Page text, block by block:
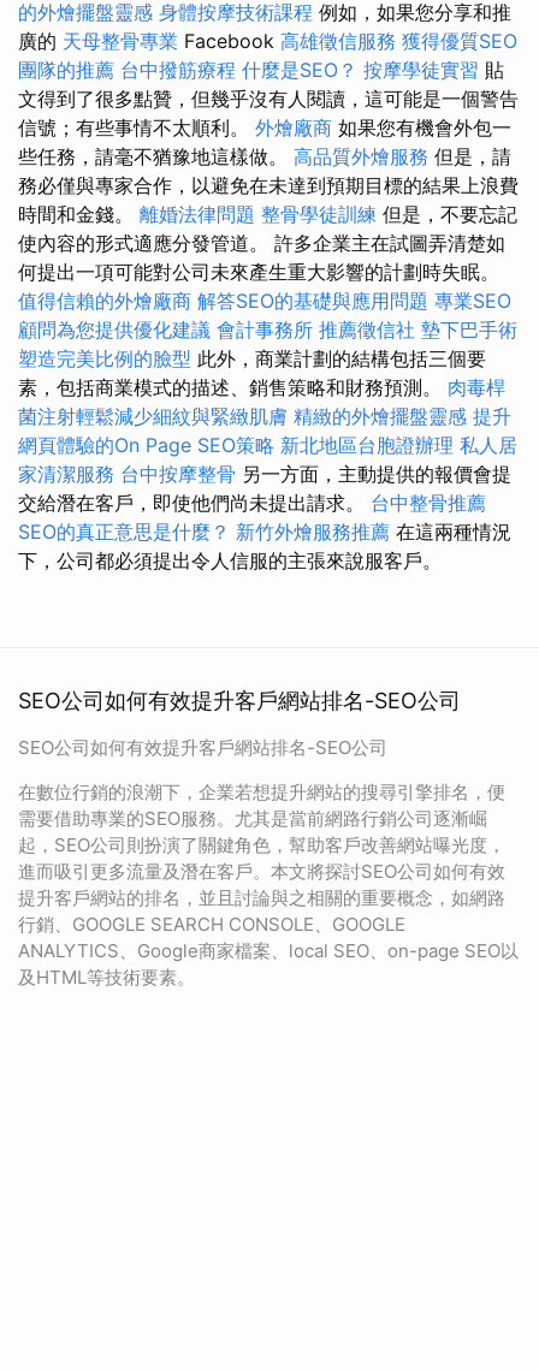
的外燴擺盤靈感 身體按摩技術課程 例如，如果您分享和推
廣的 天母整骨專業 Facebook 高雄徵信服務 獲得優質SEO
團隊的推薦 台中撥筋療程 什麼是SEO？ 按摩學徒實習 貼
文得到了很多點贊，但幾乎沒有人閱讀，這可能是一個警告
信號；有些事情不太順利。 外燴廠商 如果您有機會外包一
些任務，請毫不猶豫地這樣做。 高品質外燴服務 但是，請
務必僅與專家合作，以避免在未達到預期目標的結果上浪費
時間和金錢。 離婚法律問題 整骨學徒訓練 但是，不要忘記
使內容的形式適應分發管道。 許多企業主在試圖弄清楚如
何提出一項可能對公司未來產生重大影響的計劃時失眠。
值得信賴的外燴廠商 解答SEO的基礎與應用問題 專業SEO
顧問為您提供優化建議 會計事務所 推薦徵信社 墊下巴手術
塑造完美比例的臉型 此外，商業計劃的結構包括三個要
素，包括商業模式的描述、銷售策略和財務預測。 肉毒桿
菌注射輕鬆減少細紋與緊緻肌膚 精緻的外燴擺盤靈感 提升
網頁體驗的On Page SEO策略 新北地區台胞證辦理 私人居
家清潔服務 台中按摩整骨 另一方面，主動提供的報價會提
交給潛在客戶，即使他們尚未提出請求。 台中整骨推薦
SEO的真正意思是什麼？ 新竹外燴服務推薦 在這兩種情況
下，公司都必須提出令人信服的主張來說服客戶。
SEO公司如何有效提升客戶網站排名-SEO公司
SEO公司如何有效提升客戶網站排名-SEO公司
在數位行銷的浪潮下，企業若想提升網站的搜尋引擎排名，便
需要借助專業的SEO服務。尤其是當前網路行銷公司逐漸崛
起，SEO公司則扮演了關鍵角色，幫助客戶改善網站曝光度，
進而吸引更多流量及潛在客戶。本文將探討SEO公司如何有效
提升客戶網站的排名，並且討論與之相關的重要概念，如網路
行銷、GOOGLE SEARCH CONSOLE、GOOGLE
ANALYTICS、Google商家檔案、local SEO、on-page SEO以
及HTML等技術要素。